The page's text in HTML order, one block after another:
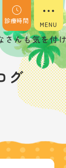
診療時間
さんも気を付
グ